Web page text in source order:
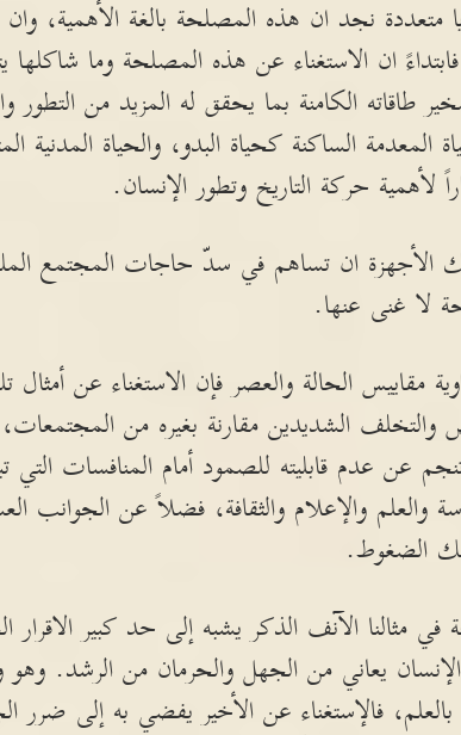
متعددة نجد ان هذه المصلحة بالغة الأهمية، وان
ان الاستغناء عن هذه المصلحة وما شاكلها
طاقاته الكامنة بما يحقق له المزيد من
المعدمة الساكنة كحياة البدو، والحياة
حركة التاريخ وتطور الإنسان.
ان تساهم في سدّ حاجات المجتمع
لا غنى عنها.
مقاييس الحالة والعصر فإن الاستغناء عن
والتخلف الشديدين مقارنة بغيره من
عن عدم قابليته للصمود أمام المنافسات التي
والعلم والإعلام والثقافة، فضلاً عن الجوانب
الضغوط.
في مثالنا الآنف الذكر يشبه إلى حد كبير
الإنسان يعاني من الجهل والحرمان من الرشد.
بالعلم، فالإستغناء عن الأخير يفضي به إلى